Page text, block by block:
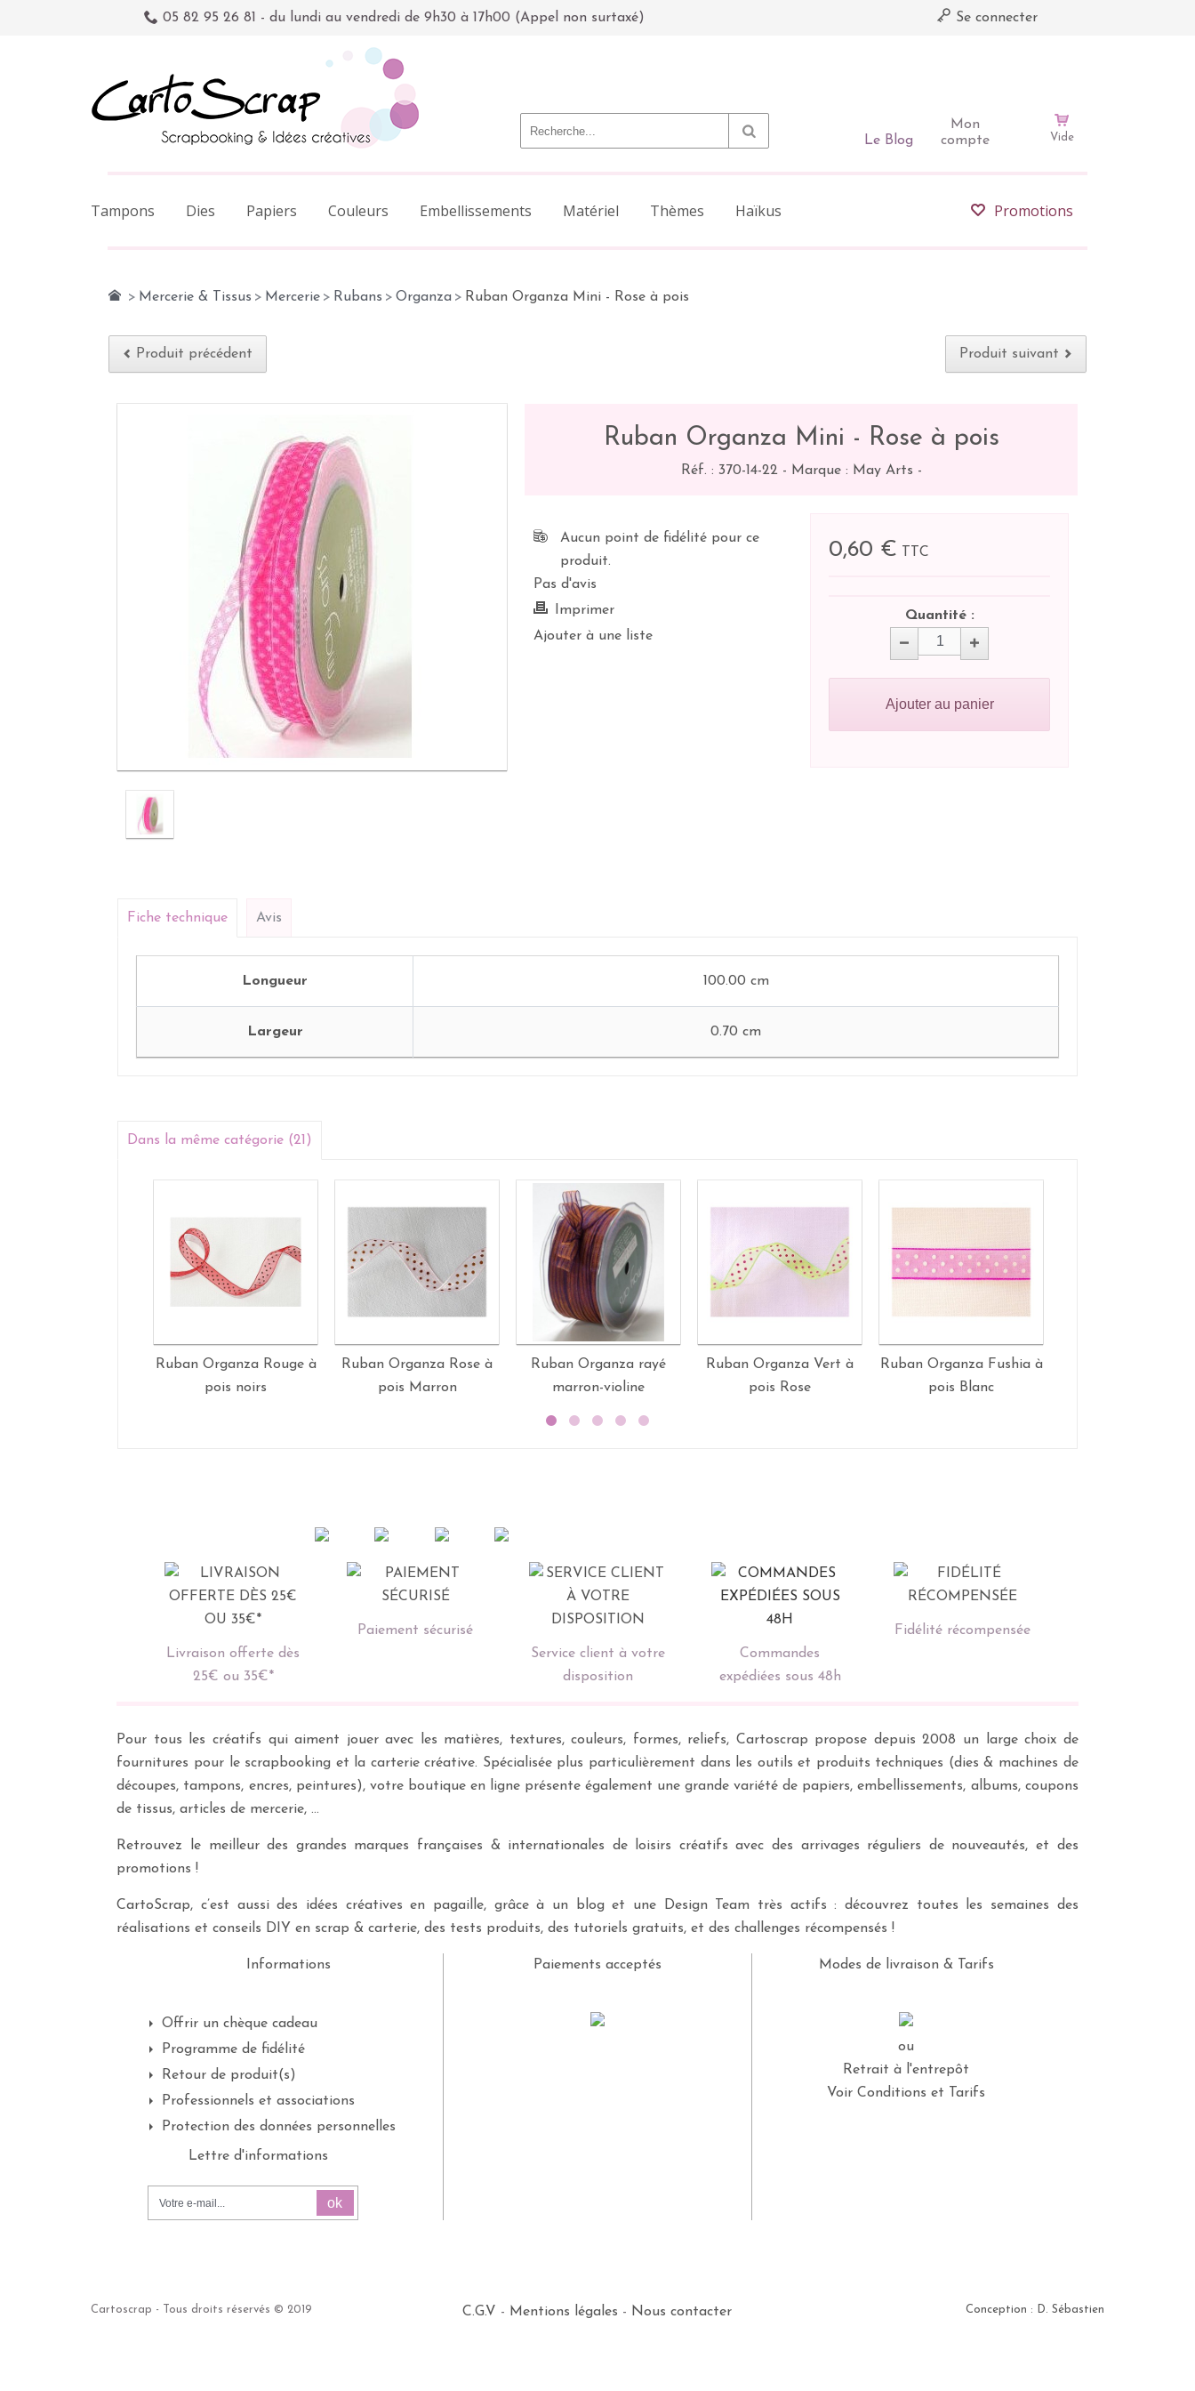
05 82 95 26 81 - du lundi au vendredi de 9h30 à 17h00 (Appel non surtaxé) Se connecter
Mon
compte
Le Blog Vide
Tampons Dies Papiers Couleurs Embellissements Matériel Thèmes Promotions
Haïkus
> Mercerie & Tissus > Mercerie > Rubans > Organza > Ruban Organza Mini - Rose à pois
Produit précédent Produit suivant
Ruban Organza Mini - Rose à pois
Réf. : 370-14-22- Marque : May Arts -
Aucun point de fidélité pour ce
produit.
Pas d'avis
Imprimer
Ajouter à une liste
0,60 € TTC
Quantité :
Ajouter au panier
Fiche technique Avis
Longueur 100.00 cm
Largeur 0.70 cm
Dans la même catégorie (21)
Ruban Organza Rouge à
pois noirs
Ruban Organza Rose à
pois Marron
Ruban Organza rayé
marron-violine
Ruban Organza Vert à
pois Rose
Ruban Organza Fushia à
pois Blanc
Livraison offerte dès
25€ ou 35€*
Paiement sécurisé
Service client à votre
disposition
Commandes
expédiées sous 48h
Fidélité récompensée
Pour tous les créatifs qui aiment jouer avec les matières, textures, couleurs, formes, reliefs, Cartoscrap propose depuis 2008 un large choix de
fournitures pour le scrapbooking et la carterie créative. Spécialisée plus particulièrement dans les outils et produits techniques (dies & machines de
découpes, tampons, encres, peintures), votre boutique en ligne présente également une grande variété de papiers, embellissements, albums, coupons
de tissus, articles de mercerie, …
Retrouvez le meilleur des grandes marques françaises & internationales de loisirs créatifs avec des arrivages réguliers de nouveautés, et des
promotions !
CartoScrap, c’est aussi des idées créatives en pagaille, grâce à un blog et une Design Team très actifs : découvrez toutes les semaines des
réalisations et conseils DIY en scrap & carterie, des tests produits, des tutoriels gratuits, et des challenges récompensés !
Informations
Offrir un chèque cadeau
Programme de fidélité
Retour de produit(s)
Professionnels et associations
Protection des données personnelles
Paiements acceptés Modes de livraison & Tarifs
ou
Retrait à l'entrepôt
Voir Conditions et Tarifs
Lettre d'informations
ok
Cartoscrap - Tous droits réservés © 2019 C.G.V - Mentions légales - Nous contacter Conception : D. Sébastien